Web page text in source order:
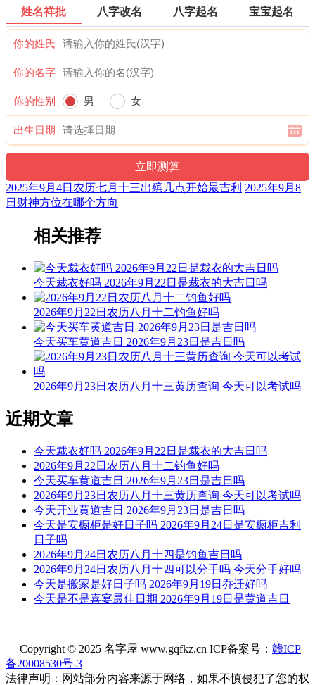
宜：赴任 出行 求财 见贵 祭祀 酬神
忌：祈福 求嗣
1时-3时 己丑时： 沖羊 煞东 时沖癸未 六合 进贵 武曲 宝光
宜：祈福 求嗣 订婚 嫁娶 出行 求财 开业 交易 安床 祭祀
3时-5时 庚寅时： 沖猴 煞北 时沖甲申 天贼 地兵 长生 驿马
宜：求嗣 嫁娶 移徙 入宅 开业 交易 安葬 赴任 出行 见贵 求财
忌：祭祀 祈福 斋醮 酬神 修造 动土
宜：修造 盖屋 移徙 安床 入宅 开业 开仓 见贵 求财 订婚 嫁娶
忌：赴任 出行
7时-9时 壬辰时： 沖狗 煞南 时沖丙戍 不遇 路空 三合 武曲
宜：求嗣 订婚 嫁娶 求财 开业 交易 安床
忌：赴任 出行 祭祀 祈福 斋醮 开光
9时-11时 癸巳时： 沖猪 煞东 时沖丁亥 元武 路空 日禄
宜：求财 见贵 订婚 嫁娶 入宅 开业 安葬
11时-13时 甲午时： 沖鼠 煞北 时沖戊子 日破
忌：日时相沖 诸事不宜
13时-15时 乙未时： 沖牛 煞西 时沖己丑 日杀 勾陈
宜：
忌：修造 动土 赴任 出行
宜：祈福 求嗣 订婚 嫁娶 出行 求财 开业 交易 安床
忌：上樑 盖屋 入殓
姓名祥批 八字改名 八字起名 宝宝起名
你的姓氏
你的名字
你的性别 男 女
出生日期
2025年9月4日农历七月十三出殡几点开始最吉利 2025年9月8
日财神方位在哪个方向
相关推荐
今天裁衣好吗 2026年9月22日是裁衣的大吉日吗
2026年9月22日农历八月十二钓鱼好吗
今天买车黄道吉日 2026年9月23日是吉日吗
2026年9月23日农历八月十三黄历查询 今天可以考试吗
近期文章
今天裁衣好吗 2026年9月22日是裁衣的大吉日吗
2026年9月22日农历八月十二钓鱼好吗
今天买车黄道吉日 2026年9月23日是吉日吗
2026年9月23日农历八月十三黄历查询 今天可以考试吗
今天开业黄道吉日 2026年9月23日是吉日吗
今天是安橱柜是好日子吗 2026年9月24日是安橱柜吉利
日子吗
2026年9月24日农历八月十四是钓鱼吉日吗
2026年9月24日农历八月十四可以分手吗 今天分手好吗
今天是搬家是好日子吗 2026年9月19日乔迁好吗
今天是不是喜宴最佳日期 2026年9月19日是黄道吉日
Copyright © 2025 名字屋 www.gqfkz.cn ICP备案号： 赣ICP
备20008530号-3
法律声明：网站部分内容来源于网络，如果不慎侵犯了您的权